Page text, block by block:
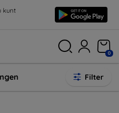
kunt
0
Filter